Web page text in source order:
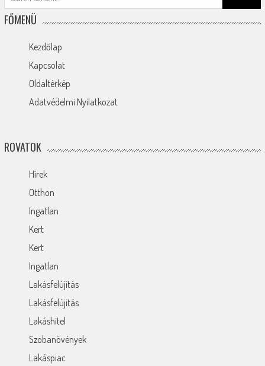
for:
FŐMENÜ
Kezdőlap
Kapcsolat
Oldaltérkép
Adatvédelmi Nyilatkozat
ROVATOK
Hírek
Otthon
Ingatlan
Kert
Kert
Ingatlan
Lakásfelújítás
Lakásfelújítás
Lakáshitel
Szobanövények
Lakáspiac